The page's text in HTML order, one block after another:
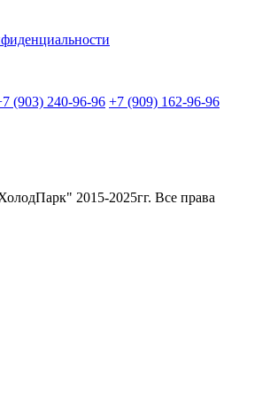
(903) 240-96-96 +7 (909) 162-96-96
2015-2025гг. Все права